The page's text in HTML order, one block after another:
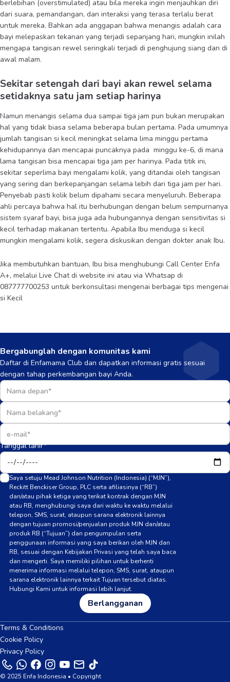
berlebihan (overstimulated) atau bila mereka ingin menjauhkan diri
dari suara, pemandangan, dan interaksi yang terasa terlalu berat
untuk mereka. Bahkan ada anggapan bahwa menangis adalah cara
bayi melepaskan tekanan yang terjadi sepanjang hari, mungkin inilah
mengapa tangisan rewel seringkali terjadi di penghujung siang dan di
awal malam.
Sekitar setengah dari bayi akan rewel selama
setidaknya satu jam setiap harinya
Namun menangis selama dua sampai tiga jam pun bukan merupakan
hal yang tidak biasa selama beberapa bulan pertama. Pada umumnya
jumlah tangisan si kecil meningkat selama lima minggu pertama
kehidupannya dan mencapai puncaknya pada minggu ke-6, di mana
lama tangisan bisa mencapai tiga jam per harinya. Pada titik ini,
sekitar seperlima bayi mengalami kolik, yang ditandai oleh tangisan
yang sering dan berkepanjangan selama lebih dari tiga jam per hari.
Penyebab pasti kolik belum dipahami secara menyeluruh. Beberapa
ahli percaya bahwa hal itu berhubungan dengan belum sempurnanya
sistem syaraf bayi, bisa juga ada hubungannya dengan sensitivitas si
kecil terhadap makanan tertentu. Apabila Ibu menduga si kecil
mungkin mengalami kolik, segera diskusikan dengan dokter anak Ibu.
Jika membutuhkan bantuan, Ibu bisa menghubungi Call Center Enfa
A+, melalui Live Chat di website ini atau via Whatsap di
087777700253 untuk berkonsultasi mengenai berbagai tips mengenai
si Kecil
Bergabunglah dengan komunitas kami
Daftar di Enfamama Club dan dapatkan informasi gratis sesuai
dengan tahap perkembangan bayi Anda.
Tanggal lahir*
Saya setuju Mead Johnson Nutrition (Indonesia) (“MJN”),
Reckitt Benckiser Group, PLC serta afiliasinya (“RB”)
dan/atau pihak ketiga yang terikat kontrak dengan MJN
atau RB, menghubungi saya dari waktu ke waktu melalui
telepon, SMS, surat, ataupun sarana elektronik lainnya
dengan tujuan promosi/penjualan produk MJN dan/atau
produk RB (“Tujuan”) dan pengumpulan serta
penggunaan informasi yang saya berikan oleh MJN dan
RB, sesuai dengan Kebijakan Privasi yang telah saya baca
dan mengerti. Saya memiliki pilihan untuk berhenti
menerima informasi melalui telepon, SMS, surat, ataupun
sarana elektronik lainnya terkait Tujuan tersebut diatas.
Hubungi Kami untuk informasi lebih lanjut.
Berlangganan
Terms & Conditions
Cookie Policy
Privacy Policy
© 2025 Enfa Indonesia • Copyright